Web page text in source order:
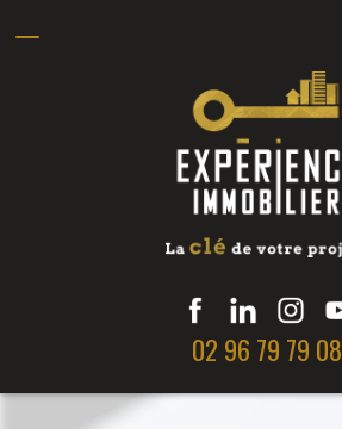
02 96 79 79 08